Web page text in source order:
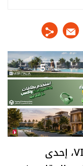
أعلنت شركة VIE Communities، إحدى